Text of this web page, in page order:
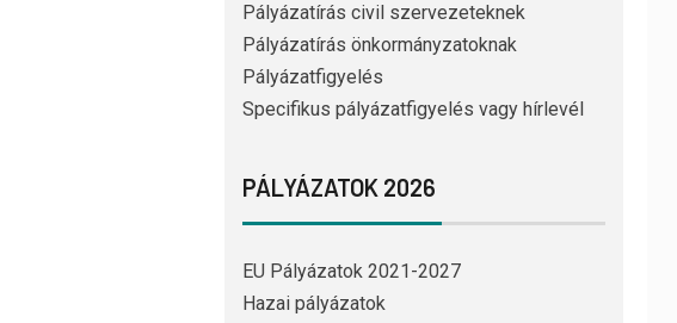
Pályázatírás civil szervezeteknek
Pályázatírás önkormányzatoknak
Pályázatfigyelés
Specifikus pályázatfigyelés vagy hírlevél
PÁLYÁZATOK 2026
EU Pályázatok 2021-2027
Hazai pályázatok